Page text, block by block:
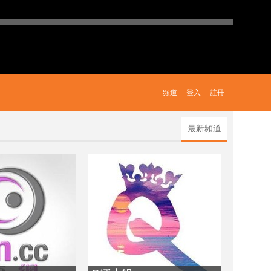
註冊
登入
頻道
最新頻道